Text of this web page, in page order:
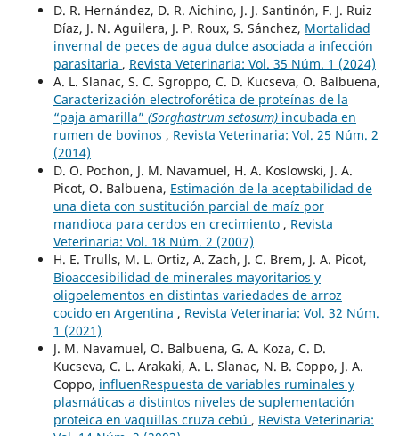
D. R. Hernández, D. R. Aichino, J. J. Santinón, F. J. Ruiz
Díaz, J. N. Aguilera, J. P. Roux, S. Sánchez, Mortalidad
invernal de peces de agua dulce asociada a infección
parasitaria , Revista Veterinaria: Vol. 35 Núm. 1 (2024)
A. L. Slanac, S. C. Sgroppo, C. D. Kucseva, O. Balbuena,
Caracterización electroforética de proteínas de la
“paja amarilla” (Sorghastrum setosum)incubada en
rumen de bovinos , Revista Veterinaria: Vol. 25 Núm. 2
(2014)
D. O. Pochon, J. M. Navamuel, H. A. Koslowski, J. A.
Picot, O. Balbuena, Estimación de la aceptabilidad de
una dieta con sustitución parcial de maíz por
mandioca para cerdos en crecimiento , Revista
Veterinaria: Vol. 18 Núm. 2 (2007)
H. E. Trulls, M. L. Ortiz, A. Zach, J. C. Brem, J. A. Picot,
Bioaccesibilidad de minerales mayoritarios y
oligoelementos en distintas variedades de arroz
cocido en Argentina , Revista Veterinaria: Vol. 32 Núm.
1 (2021)
J. M. Navamuel, O. Balbuena, G. A. Koza, C. D.
Kucseva, C. L. Arakaki, A. L. Slanac, N. B. Coppo, J. A.
Coppo, influenRespuesta de variables ruminales y
plasmáticas a distintos niveles de suplementación
proteica en vaquillas cruza cebú , Revista Veterinaria: